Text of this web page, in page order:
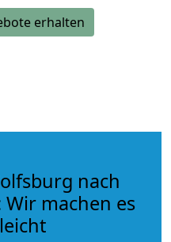
erhalten
nach
machen es